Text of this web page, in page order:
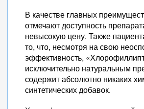
В качестве главных
отмечают доступность
невысокую цену. Также
то, что, несмотря на свою
эффективность,
исключительно натуральным
содержит абсолютно никаких
синтетических добавок.